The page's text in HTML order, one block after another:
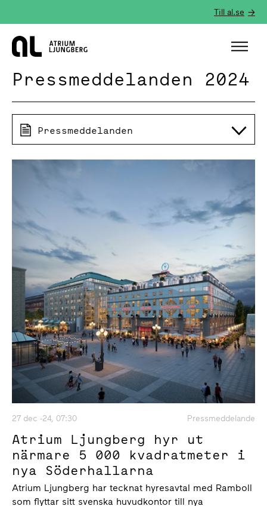
Till al.se
Hem
Pressmeddelanden 2024
Pressmeddelanden
27 dec -24, 07:30 Pressmeddelande
Atrium Ljungberg hyr ut
närmare 5 000 kvadratmeter i
nya Söderhallarna
Atrium Ljungberg har tecknat hyresavtal med Ramboll
som flyttar sitt svenska huvudkontor till nya